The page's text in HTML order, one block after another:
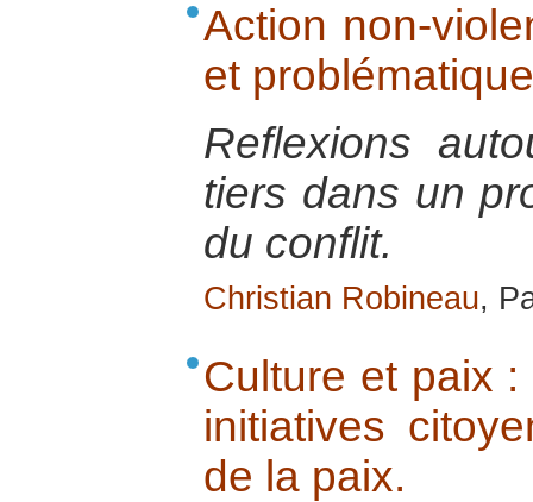
Action non-
et
Reflexions
tiers dans un
du conflit.
Christian Robineau,
Culture et paix
initiatives
de la paix.